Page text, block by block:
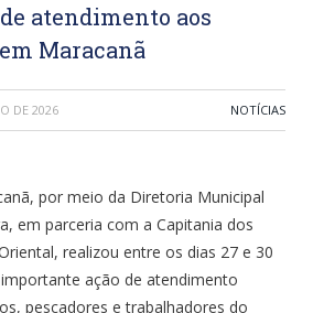
atendimento aos
Maracanã
DE 2026 NOTÍCIAS
por meio da Diretoria Municipal
em parceria com a Capitania dos
realizou entre os dias 27 e 30
ação de atendimento
pescadores e trabalhadores do